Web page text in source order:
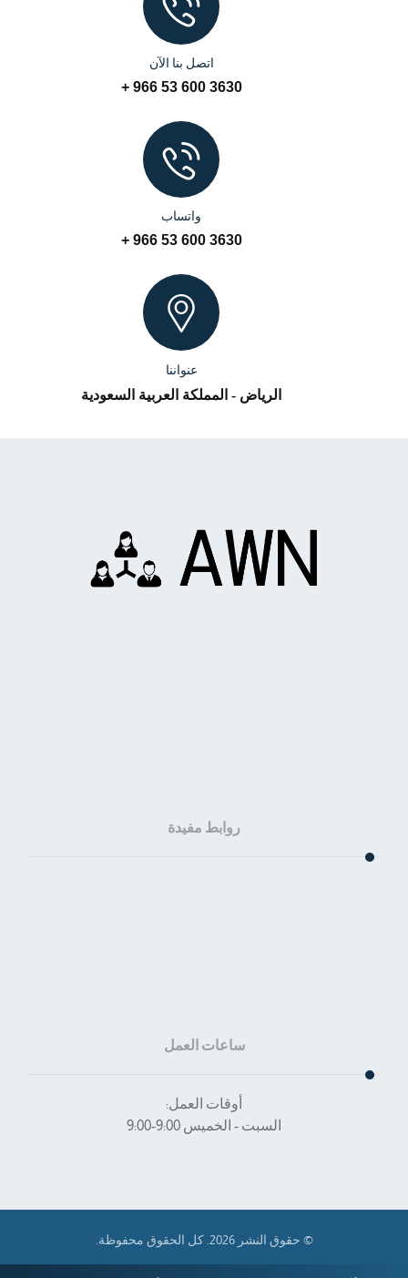
اتصل بنا الآن
3630 600 53 966 +
واتساب
3630 600 53 966 +
عنواننا
الرياض - المملكة العربية السعودية
روابط مفيدة
ساعات العمل
أوقات العمل:
السبت - الخميس 9:00-9:00
© حقوق النشر 2026. كل الحقوق محفوظة.